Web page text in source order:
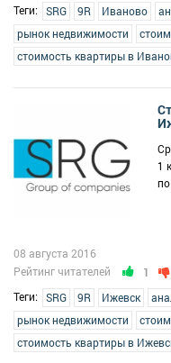
Теги: SRG 9R Иваново
рынок недвижимости
стоимость квартиры в
1
Рейтинг читателей 1
08 августа 2016
Теги: SRG 9R Ижевск
рынок недвижимости
стоимость квартиры в